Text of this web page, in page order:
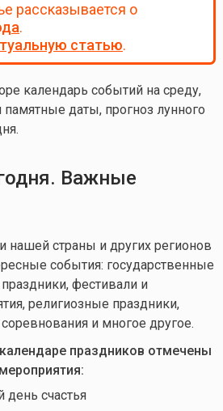
рассказывается о
.
статью.
календарь событий на среду,
памятные даты, прогноз лунного
Важные
страны и других регионов
события: государственные
фестивали и
религиозные праздники,
и многое другое.
праздников отмечены
счастья